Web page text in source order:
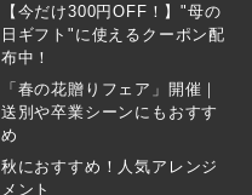
【今だけ300円OFF！】"母の
日ギフト"に使えるクーポン配
布中！
「春の花贈りフェア」開催｜
送別や卒業シーンにもおすす
め
秋におすすめ！人気アレンジ
メント